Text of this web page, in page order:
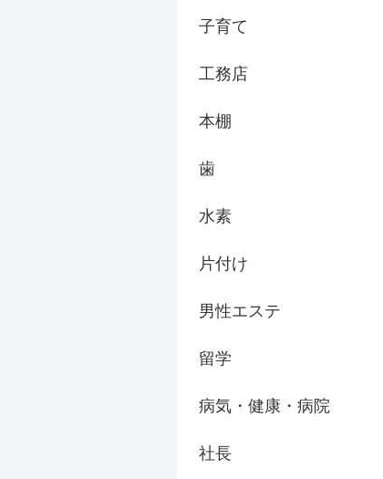
子育て
工務店
本棚
歯
水素
片付け
男性エステ
留学
病気・健康・病院
社長